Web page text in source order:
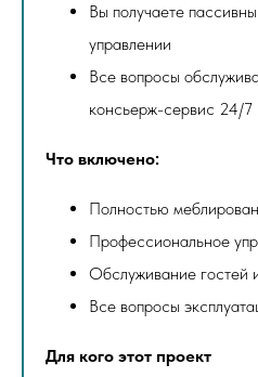
Вы получаете
управлении
Все вопросы
консьерж-сервис 24/7
Что включено:
Полностью
Профессиональное
Обслуживание гостей
Все вопросы
Для кого этот проект